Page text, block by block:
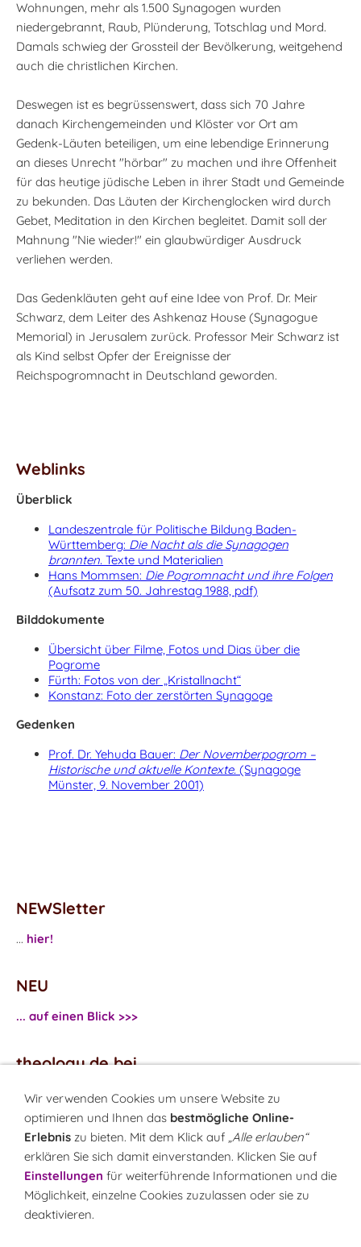
Wohnungen, mehr als 1.500 Synagogen wurden
niedergebrannt, Raub, Plünderung, Totschlag und Mord.
Damals schwieg der Grossteil der Bevölkerung, weitgehend
auch die christlichen Kirchen.
Deswegen ist es begrüssenswert, dass sich 70 Jahre
danach Kirchengemeinden und Klöster vor Ort am
Gedenk-Läuten beteiligen, um eine lebendige Erinnerung
an dieses Unrecht "hörbar" zu machen und ihre Offenheit
für das heutige jüdische Leben in ihrer Stadt und Gemeinde
zu bekunden. Das Läuten der Kirchenglocken wird durch
Gebet, Meditation in den Kirchen begleitet. Damit soll der
Mahnung "Nie wieder!" ein glaubwürdiger Ausdruck
verliehen werden.
Das Gedenkläuten geht auf eine Idee von Prof. Dr. Meir
Schwarz, dem Leiter des Ashkenaz House (Synagogue
Memorial) in Jerusalem zurück. Professor Meir Schwarz ist
als Kind selbst Opfer der Ereignisse der
Reichspogromnacht in Deutschland geworden.
Weblinks
Überblick
Landeszentrale für Politische Bildung Baden-
Württemberg: Die Nacht als die Synagogen
brannten. Texte und Materialien
Hans Mommsen: Die Pogromnacht und ihre Folgen
(Aufsatz zum 50. Jahrestag 1988, pdf)
Bilddokumente
Übersicht über Filme, Fotos und Dias über die
Pogrome
Fürth: Fotos von der „Kristallnacht“
Konstanz: Foto der zerstörten Synagoge
Gedenken
Prof. Dr. Yehuda Bauer: Der Novemberpogrom –
Historische und aktuelle Kontexte. (Synagoge
Münster, 9. November 2001)
NEWSletter
... hier!
NEU
... auf einen Blick >>>
theology.de bei
...Facebook
...Twitter
Monatsrätsel
Rätseln & Gewinnen!
Wir verwenden Cookies um unsere Website zu
optimieren und Ihnen das bestmögliche Online-
Erlebnis zu bieten. Mit dem Klick auf „Alle erlauben“
erklären Sie sich damit einverstanden. Klicken Sie auf
Einstellungen für weiterführende Informationen und die
Möglichkeit, einzelne Cookies zuzulassen oder sie zu
deaktivieren.